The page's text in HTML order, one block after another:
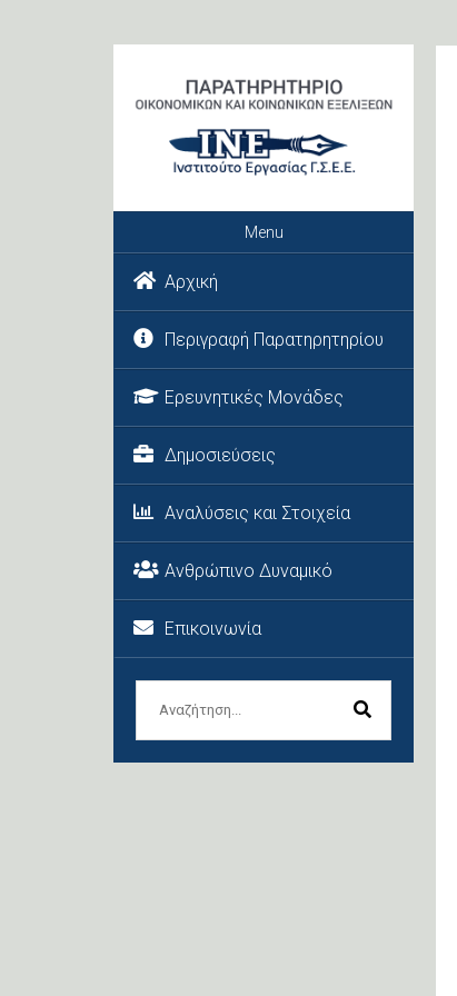
Menu
Αρχική
Περιγραφή Παρατηρητηρίου
Ερευνητικές Μονάδες
Δημοσιεύσεις
Αναλύσεις και Στοιχεία
Ανθρώπινο Δυναμικό
Επικοινωνία